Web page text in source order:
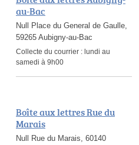
au-Bac
Null Place du General de Gaulle,
59265 Aubigny-au-Bac
Collecte du courrier : lundi au
samedi à 9h00
Boîte aux lettres Rue du
Marais
Null Rue du Marais, 60140